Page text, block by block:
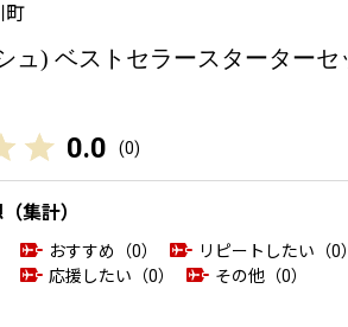
町
ュ) ベストセラースターターセ
0.0 (0)
集計）
おすすめ（0） リピートしたい（0）
応援したい（0） その他（0）